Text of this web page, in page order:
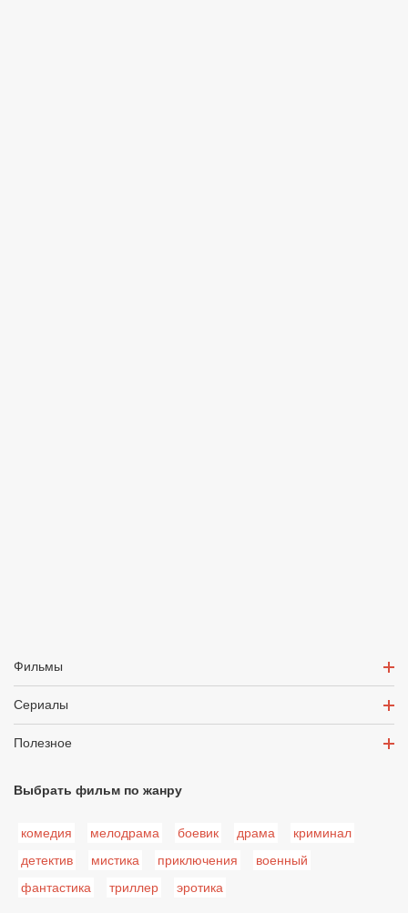
Фильмы
Сериалы
Полезное
Выбрать фильм по жанру
комедия мелодрама боевик драма
криминал
детектив
мистика приключения
военный
фантастика
триллер эротика